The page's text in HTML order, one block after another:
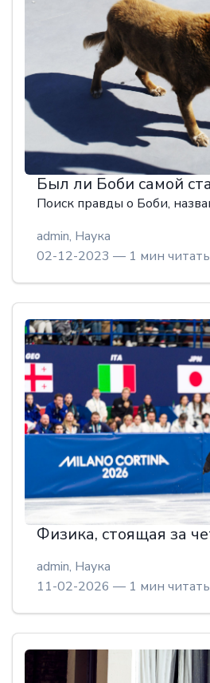
admin, Наука
02-12-2023 — 1 мин читать
admin, Наука
11-02-2026 — 1 мин читать